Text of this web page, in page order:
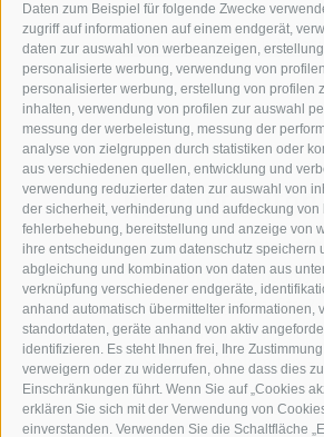
Daten zum Beispiel für folgende Zwecke
zugriff auf informationen auf einem endgerät,
daten zur auswahl von werbeanzeigen,
personalisierte werbung, verwendung von
personalisierter werbung, erstellung von profilen
inhalten, verwendung von profilen zur auswahl
messung der werbeleistung, messung der
analyse von zielgruppen durch statistiken oder
aus verschiedenen quellen, entwicklung und
verwendung reduzierter daten zur auswahl von
der sicherheit, verhinderung und aufdeckung von
fehlerbehebung, bereitstellung und anzeige von
ihre entscheidungen zum datenschutz speichern
abgleichung und kombination von daten aus
verknüpfung verschiedener endgeräte,
anhand automatisch übermittelter informationen,
standortdaten, geräte anhand von aktiv
identifizieren. Es steht Ihnen frei, Ihre
verweigern oder zu widerrufen, ohne dass dies
Einschränkungen führt. Wenn Sie auf „Cookies
erklären Sie sich mit der Verwendung von
einverstanden. Verwenden Sie die Schaltfläche
Weitere
hotel
hotel st.anton
Helmut
St.-Anton-Str. 7
39050 Völs am
Südtirol - Dolomiten -
+39 0471 725 062
info@st-anton.it